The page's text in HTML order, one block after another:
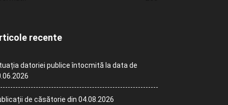
recente
datoriei publice întocmită la data de
de căsătorie din 04.08.2026